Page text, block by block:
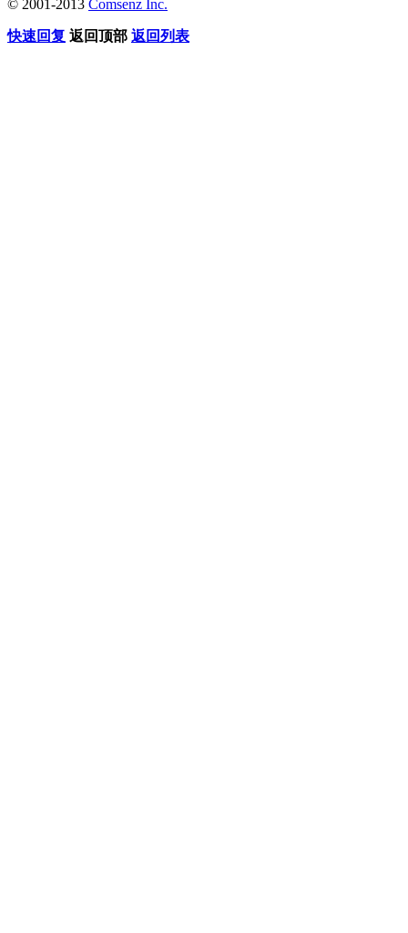
© 2001-2013 Comsenz Inc.
快速回复 返回顶部 返回列表